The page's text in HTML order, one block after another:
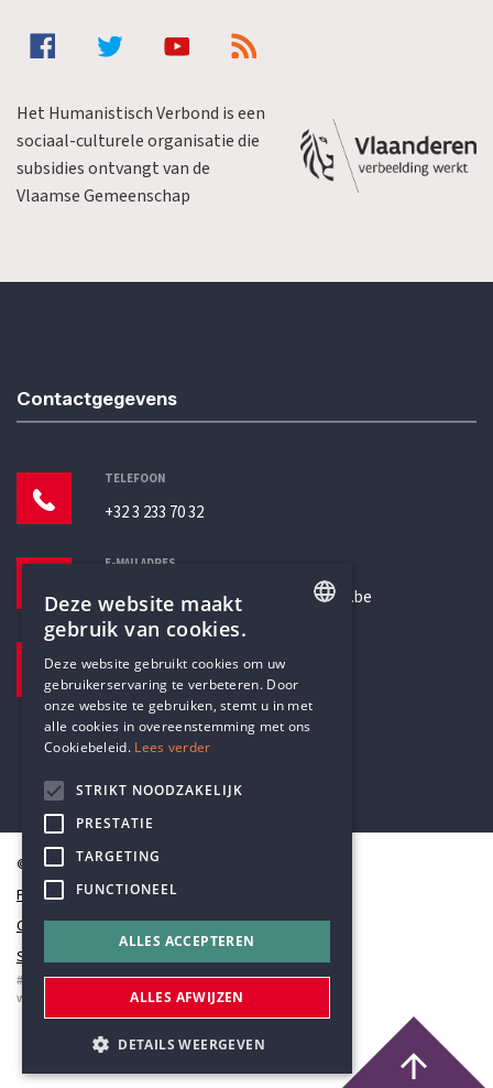
Het Humanistisch Verbond is een
sociaal-culturele organisatie die
subsidies ontvangt van de
Vlaamse Gemeenschap
Contactgegevens
TELEFOON
+32 3 233 70 32
E-MAILADRES
secretariaat@humanistischverbond.be
Pottenbrug 4
Antwerpen, 2000
© Humanistisch Verbond 2026
Privacy
Cookiestatement
Sitemap
#codedwithlove byCodelines
webapplicaties
mobiele apps&maatwerk websites
DUTCH
Deze website maakt
gebruik van cookies.
Deze website gebruikt cookies om uw
gebruikerservaring te verbeteren. Door
onze website te gebruiken, stemt u in met
alle cookies in overeenstemming met ons
Cookiebeleid. Lees verder
STRIKT NOODZAKELIJK
PRESTATIE
TARGETING
FUNCTIONEEL
ALLES ACCEPTEREN
ALLES AFWIJZEN
DETAILS WEERGEVEN